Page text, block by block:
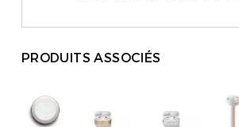
PRODUITS ASSOCIÉS